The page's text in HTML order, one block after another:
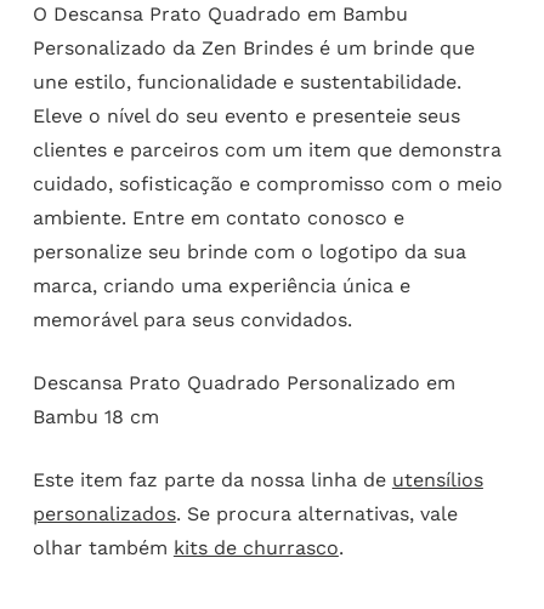
O Descansa Prato Quadrado em Bambu
Personalizado da Zen Brindes é um brinde que
une estilo, funcionalidade e sustentabilidade.
Eleve o nível do seu evento e presenteie seus
clientes e parceiros com um item que demonstra
cuidado, sofisticação e compromisso com o meio
ambiente. Entre em contato conosco e
personalize seu brinde com o logotipo da sua
marca, criando uma experiência única e
memorável para seus convidados.
Descansa Prato Quadrado Personalizado em
Bambu 18 cm
Este item faz parte da nossa linha de utensílios
personalizados. Se procura alternativas, vale
olhar também kits de churrasco.